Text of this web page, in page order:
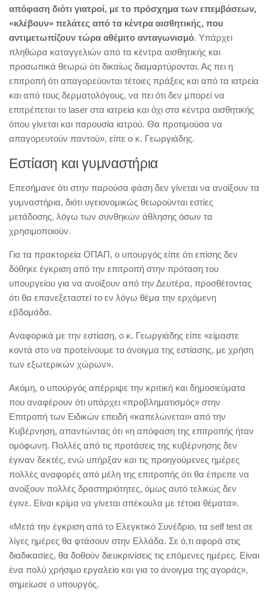
απόφαση διότι γιατροί, με το πρόσχημα των επεμβάσεων,
«κλέβουν» πελάτες από τα κέντρα αισθητικής, που
αντιμετωπίζουν τώρα αθέμιτο ανταγωνισμό. Υπάρχει
πληθώρα καταγγελιών από τα κέντρα αισθητικής και
προσωπικά θεωρώ ότι δικαίως διαμαρτύρονται. Ας πει η
επιτροπή ότι απαγορεύονται τέτοιες πράξεις και από τα ιατρεία
και από τους δερματολόγους, να πει ότι δεν μπορεί να
επιτρέπεται το laser στα ιατρεία και όχι στα κέντρα αισθητικής
όπου γίνεται και παρουσία ιατρού. Θα προτιμούσα να
απαγορευτούν παντού», είπε ο κ. Γεωργιάδης.
Εστίαση και γυμναστήρια
Επεσήμανε ότι στην παρούσα φάση δεν γίνεται να ανοίξουν τα
γυμναστήρια, διότι υγειονομικώς θεωρούνται εστίες
μετάδοσης, λόγω των συνθηκών άθλησης όσων τα
χρησιμοποιούν.
Για τα πρακτορεία ΟΠΑΠ, ο υπουργός είπε ότι επίσης δεν
δόθηκε έγκριση από την επιτροπή στην πρόταση του
υπουργείου για να ανοίξουν από την Δευτέρα, προσθέτοντας
ότι θα επανεξεταστεί το εν λόγω θέμα την ερχόμενη
εβδομάδα.
Αναφορικά με την εστίαση, ο κ. Γεωργιάδης είπε «είμαστε
κοντά στο να προτείνουμε το άνοιγμα της εστίασης, με χρήση
των εξωτερικών χώρων».
Ακόμη, ο υπουργός απέρριψε την κριτική και δημοσιεύματα
που αναφέρουν ότι υπάρχει «προβληματισμός» στην
Επιτροπή των Ειδικών επειδή «καπελώνεται» από την
Κυβέρνηση, απαντώντας ότι «η απόφαση της επιτροπής ήταν
ομόφωνη. Πολλές από τις προτάσεις της κυβέρνησης δεν
έγιναν δεκτές, ενώ υπήρξαν και τις προηγούμενες ημέρες
πολλές αναφορές από μέλη της επιτροπής ότι θα έπρεπε να
ανοίξουν πολλές δραστηριότητες, όμως αυτό τελικώς δεν
έγινε. Είναι κρίμα να γίνεται σπέκουλα με τέτοια θέματα».
«Μετά την έγκριση από το Ελεγκτικό Συνέδριο, τα self test σε
λίγες ημέρες θα φτάσουν στην Ελλάδα. Σε ό,τι αφορά στις
διαδικασίες, θα δοθούν διευκρινίσεις τις επόμενες ημέρες. Είναι
ένα πολύ χρήσιμο εργαλείο και για το άνοιγμα της αγοράς»,
σημείωσε ο υπουργός.